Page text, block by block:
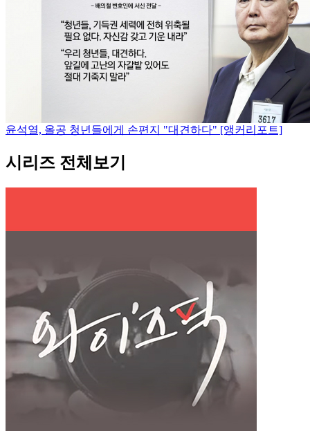
윤석열, 올공 청년들에게 손편지 "대견하다" [앵커리포트]
시리즈 전체보기